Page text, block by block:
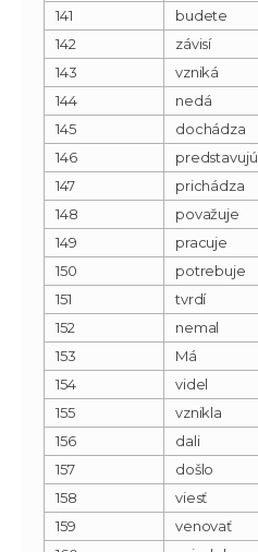
141
budete
142
závisí
143
vzniká
144
nedá
145
dochádza
146
predstavujú
147
prichádza
148
považuje
149
pracuje
150
potrebuje
151
tvrdí
152
nemal
153
Má
154
videl
155
vznikla
156
dali
157
došlo
158
viesť
159
venovať